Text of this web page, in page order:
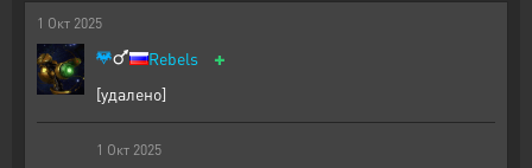
1 Окт 2025
Rebels +
[удалено]
1 Окт 2025